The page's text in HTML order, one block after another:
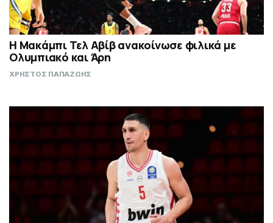
Η Μακάμπι Τελ Αβίβ ανακοίνωσε φιλικά με
Ολυμπιακό και Άρη
ΧΡΗΣΤΟΣ ΠΑΠΑΖΩΗΣ